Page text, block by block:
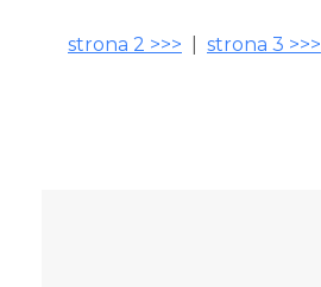
strona 2 >>> strona 3 >>>